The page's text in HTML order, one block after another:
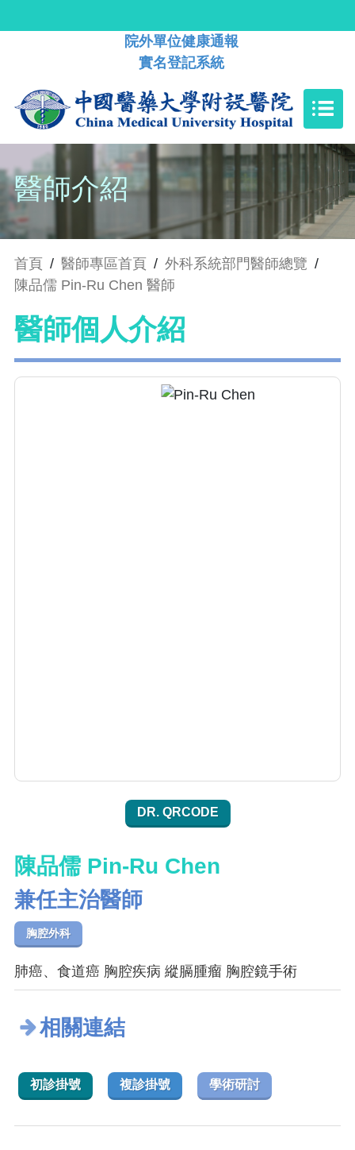
院外單位健康通報
實名登記系統
醫師介紹
首頁 / 醫師專區首頁 / 外科系統部門醫師總覽 /
陳品儒 Pin-Ru Chen 醫師
醫師個人介紹
DR. QRCODE
陳品儒 Pin-Ru Chen
兼任主治醫師
胸腔外科
肺癌、食道癌 胸腔疾病 縱膈腫瘤 胸腔鏡手術
相關連結
初診掛號 複診掛號 學術研討